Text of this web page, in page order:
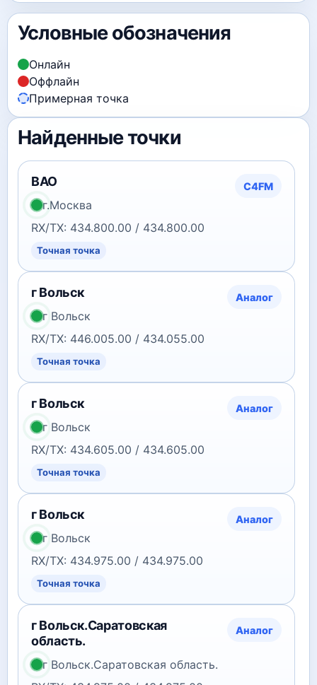
Условные обозначения
Онлайн
Оффлайн
Примерная точка
Найденные точки
ВАО C4FM
г.Москва
RX/TX: 434.800.00 / 434.800.00
Точная точка
г Вольск Аналог
г Вольск
RX/TX: 446.005.00 / 434.055.00
Точная точка
г Вольск Аналог
г Вольск
RX/TX: 434.605.00 / 434.605.00
Точная точка
г Вольск Аналог
г Вольск
RX/TX: 434.975.00 / 434.975.00
Точная точка
г Вольск.Саратовская
область.
Аналог
г Вольск.Саратовская область.